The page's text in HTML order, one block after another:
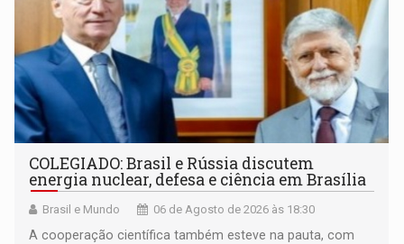
COLEGIADO: Brasil e Rússia discutem
energia nuclear, defesa e ciência em Brasília
Brasil e Mundo 06 de Agosto de 2026 às 18:30
A cooperação científica também esteve na pauta, com